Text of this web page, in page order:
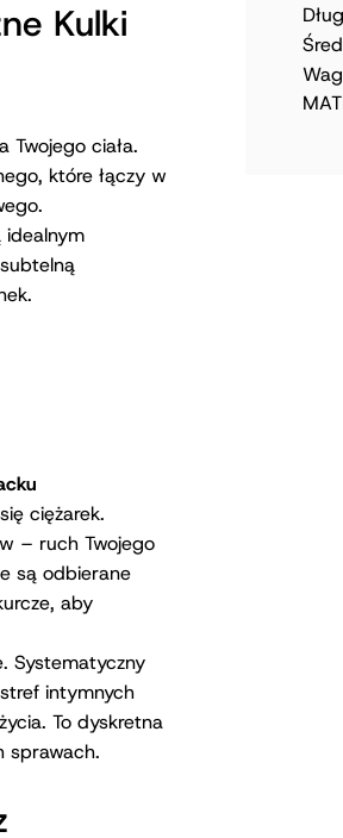
Kulki
ciała.
które łączy w
ciężarek.
– ruch Twojego
są odbierane
aby
Systematyczny
intymnych